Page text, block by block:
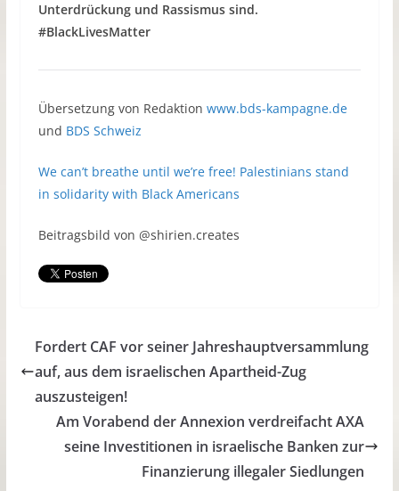
Unterdrückung und Rassismus sind.
#BlackLivesMatter
Übersetzung von Redaktion www.bds-kampagne.de
und BDS Schweiz
We can’t breathe until we’re free! Palestinians stand
in solidarity with Black Americans
Beitragsbild von @shirien.creates
Fordert CAF vor seiner Jahreshauptversammlung
auf, aus dem israelischen Apartheid-Zug
auszusteigen!
Am Vorabend der Annexion verdreifacht AXA
seine Investitionen in israelische Banken zur
Finanzierung illegaler Siedlungen